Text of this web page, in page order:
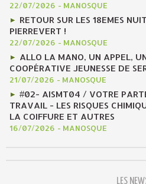
22/07/2026 - MANOSQUE
RETOUR SUR LES 18EMES
PIERREVERT !
22/07/2026 - MANOSQUE
ALLO LA MANO, UN APPEL,
COOPÉRATIVE JEUNESSE DE
21/07/2026 - MANOSQUE
#02- AISMT04 / VOTRE
TRAVAIL - LES RISQUES
LA COIFFURE ET AUTRES
16/07/2026 - MANOSQUE
LES